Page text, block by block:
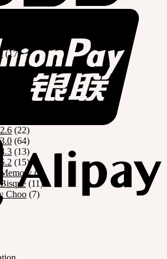
(17)
(22)
(64)
(13)
(15)
(5)
(11)
Choo (7)